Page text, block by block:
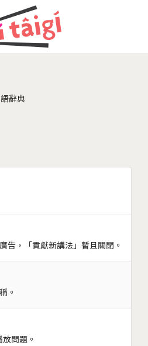
辭典
告，「貢獻新講法」暫且關閉。
。
問題。